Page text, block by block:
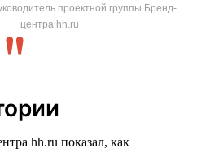
проектной группы Бренд-
центра hh.ru
hh.ru показал, как